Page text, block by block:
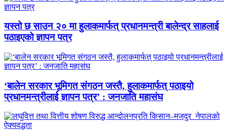
यस्तो छ साउन २० मा हुलाकमार्फत् प्रधानमन्त्री बालेन्द्र साहलाई
पठाइएको ज्ञापन पत्र
‘बालेन सरकार भूमिगत संगठन जस्तै, हुलाकमार्फत् पठाइयो
प्रधानमन्त्रीलाई ज्ञापन पत्र’ : जनजाति महासंघ